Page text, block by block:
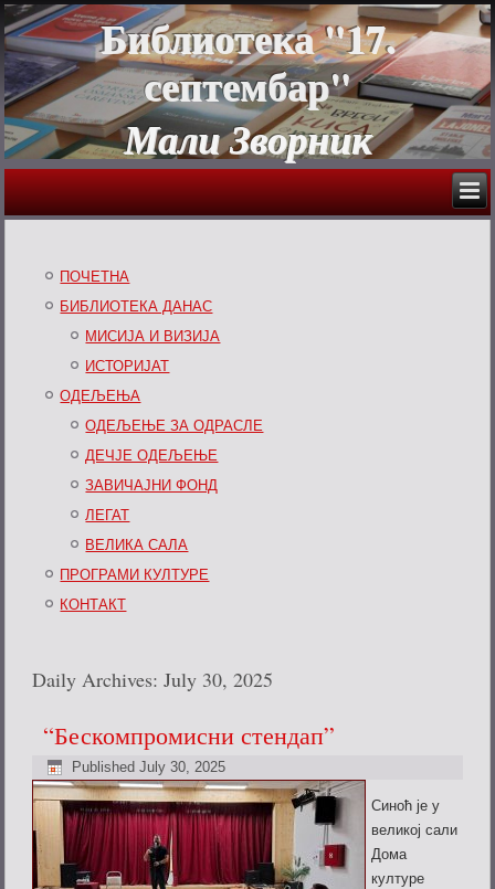
Библиотека "17.
септембар"
Мали Зворник
ПОЧЕТНА
БИБЛИОТЕКА ДАНАС
МИСИЈА И ВИЗИЈА
ИСТОРИЈАТ
ОДЕЉЕЊА
ОДЕЉЕЊЕ ЗА ОДРАСЛЕ
ДЕЧЈЕ ОДЕЉЕЊЕ
ЗАВИЧАЈНИ ФОНД
ЛЕГАТ
ВЕЛИКА САЛА
ПРОГРАМИ КУЛТУРЕ
КОНТАКТ
Daily Archives:July 30, 2025
“Бескомпромисни стендап”
Published July 30, 2025
Синоћ је у
великој сали
Дома
културе